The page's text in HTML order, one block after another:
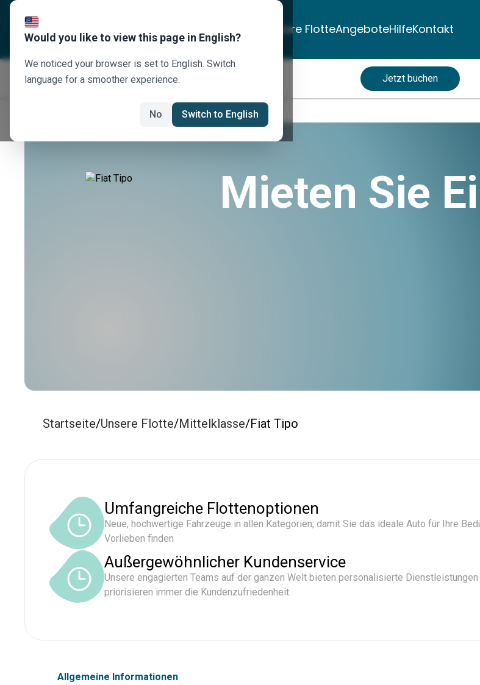
Über uns Reiseziele Unsere FlotteAngeboteHilfeKontakt
Jetzt buchen
Mieten Sie
Startseite/Unsere Flotte/Mittelklasse/Fiat Tipo
Umfangreiche Flottenoptionen
Neue, hochwertige Fahrzeuge in allen Kategorien, damit Sie das ideale Auto für Ihre
Vorlieben finden
Außergewöhnlicher Kundenservice
Unsere engagierten Teams auf der ganzen Welt bieten personalisierte Dienstleistungen
priorisieren immer die Kundenzufriedenheit.
Allgemeine Informationen
Would you like to view this page in English?
We noticed your browser is set to English. Switch
language for a smoother experience.
No Switch to English